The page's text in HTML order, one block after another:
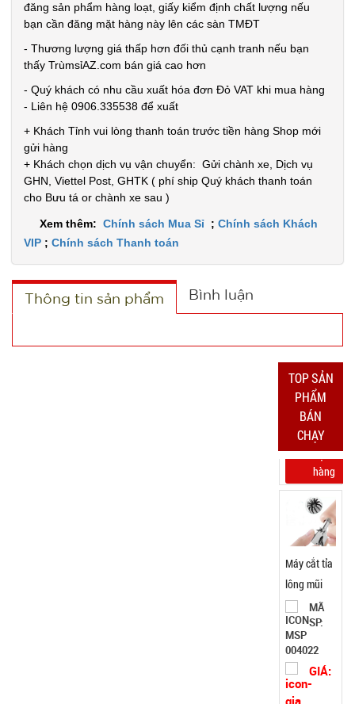
đăng sản phẩm hàng loạt, giấy kiểm định chất lượng nếu
bạn cần đăng mặt hàng này lên các sàn TMĐT
- Thương lượng giá thấp hơn đối thủ cạnh tranh nếu bạn
thấy TrùmsỉAZ.com bán giá cao hơn
- Quý khách có nhu cầu xuất hóa đơn Đỏ VAT khi mua hàng
- Liên hệ 0906.335538 để xuất
+ Khách Tỉnh vui lòng thanh toán trước tiền hàng Shop mới
gửi hàng
+ Khách chọn dịch vụ vận chuyển: Gửi chành xe, Dịch vụ
GHN, Viettel Post, GHTK ( phí ship Quý khách thanh toán
cho Bưu tá or chành xe sau )
Xem thêm: Chính sách Mua Sỉ ; Chính sách Khách
VIP ; Chính sách Thanh toán
Thông tin sản phẩm Bình luận
TOP SẢN
PHẨM
BÁN
CHẠY
Chuông
chống trộm
MÃ
000389
TRẠNG:
CÒN HÀNG
Bảo
hành:
Test
Đặt
hàng
Máy cắt tỉa
lông mũi
bằng thép
không rỉ
MÃ
SP:
004022
GIÁ: